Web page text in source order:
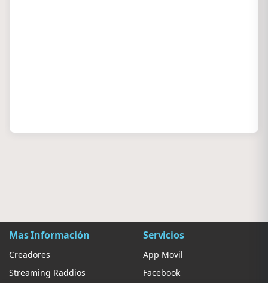
Mas Información
Creadores
Streaming Raddios
Servicios
App Movil
Facebook